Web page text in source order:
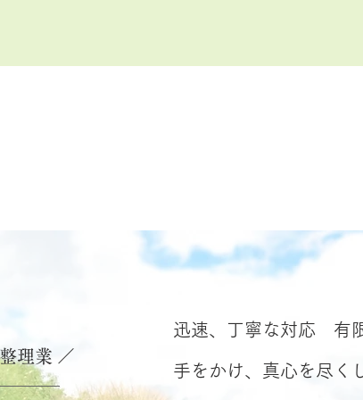
理業 ／
迅速、丁寧な対応 有
手をかけ、真心を尽く